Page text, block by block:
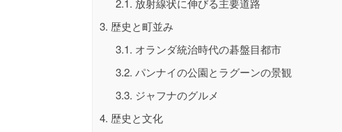
2.1. 放射線状に伸びる主要道路
3. 歴史と町並み
3.1. オランダ統治時代の碁盤目都市
3.2. パンナイの公園とラグーンの景観
3.3. ジャフナのグルメ
4. 歴史と文化